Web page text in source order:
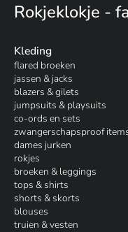
Rokjeklokje -
Kleding
flared broeken
jassen & jacks
blazers & gilets
jumpsuits & playsuits
co-ords en sets
zwangerschapsproof
dames jurken
rokjes
broeken & leggings
tops & shirts
shorts & skorts
blouses
truien & vesten